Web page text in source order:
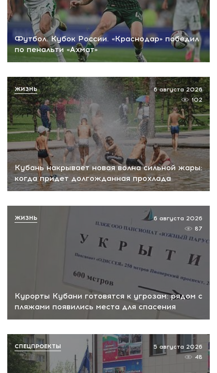
Футбол. Кубок России. «Краснодар» победил
по пенальти «Ахмат»
Кубань накрывает новая волна сильной жары:
когда придет долгожданная прохлада
6 августа 2026
102
ЖИЗНЬ
Курорты Кубани готовятся к угрозам: рядом с
пляжами появились места для спасения
6 августа 2026
87
ЖИЗНЬ
5 августа 2026
48
СПЕЦПРОЕКТЫ